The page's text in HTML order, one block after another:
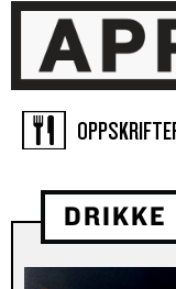
DRIKKE